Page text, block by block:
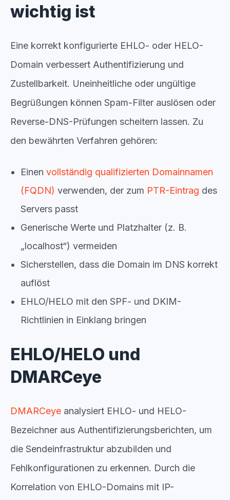
wichtig ist
Eine korrekt konfigurierte EHLO- oder HELO-
Domain verbessert Authentifizierung und
Zustellbarkeit. Uneinheitliche oder ungültige
Begrüßungen können Spam-Filter auslösen oder
Reverse-DNS-Prüfungen scheitern lassen. Zu
den bewährten Verfahren gehören:
Einen vollständig qualifizierten Domainnamen
(FQDN) verwenden, der zum PTR-Eintrag des
Servers passt
Generische Werte und Platzhalter (z. B.
„localhost“) vermeiden
Sicherstellen, dass die Domain im DNS korrekt
auflöst
EHLO/HELO mit den SPF- und DKIM-
Richtlinien in Einklang bringen
EHLO/HELO und
DMARCeye
DMARCeye analysiert EHLO- und HELO-
Bezeichner aus Authentifizierungsberichten, um
die Sendeinfrastruktur abzubilden und
Fehlkonfigurationen zu erkennen. Durch die
Korrelation von EHLO-Domains mit IP-